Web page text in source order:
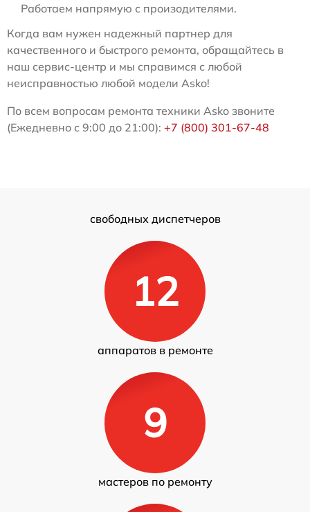
Работаем напрямую с произодителями.
Когда вам нужен надежный партнер для
качественного и быстрого ремонта, обращайтесь в
наш сервис-центр и мы справимся с любой
неисправностью любой модели Asko!
По всем вопросам ремонта техники Asko звоните
(Ежедневно с 9:00 до 21:00): +7 (800) 301-67-48
свободных диспетчеров
12
аппаратов в ремонте
9
мастеров по ремонту